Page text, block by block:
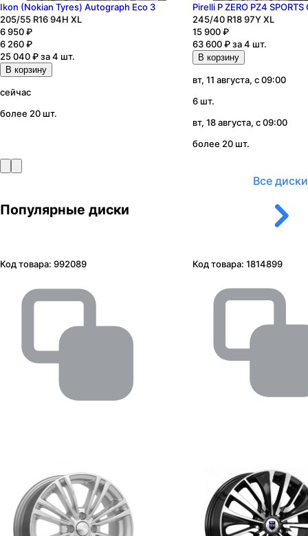
Ikon (Nokian Tyres) Autograph Eco 3
205/55 R1694H XL
6 950₽
6 260₽
25 040 ₽ за 4 шт.
В корзину
сейчас
более 20 шт.
Pirelli P ZERO PZ4 SPORTS
245/40 R1897YXL
15 900₽
63 600 ₽ за 4 шт.
В корзину
вт, 11 августа, с 09:00
6 шт.
вт, 18 августа, с 09:00
более 20 шт.
Популярные диски
Все диски
Код товара: 992089 Код товара: 1814899